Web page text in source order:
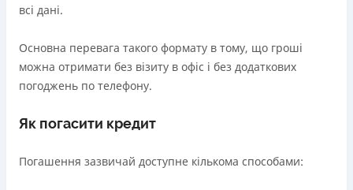
всі дані.
Основна перевага такого формату в тому, що гроші
можна отримати без візиту в офіс і без додаткових
погоджень по телефону.
Як погасити кредит
Погашення зазвичай доступне кількома способами: